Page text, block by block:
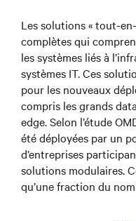
Les solutions « tout-
complètes qui
les systèmes liés à
systèmes IT. Ces
pour les nouveaux
compris les grands
edge. Selon l’étude
été déployées par un
d’entreprises
solutions modulaires.
qu’une fraction du